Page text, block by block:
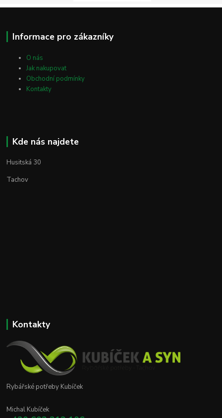
Informace pro zákazníky
O nás
Jak nakupovat
Obchodní podmínky
Kontakty
Kde nás najdete
Husitská 30
Tachov
Kontakty
Rybářské potřeby Kubíček
Michal Kubíček